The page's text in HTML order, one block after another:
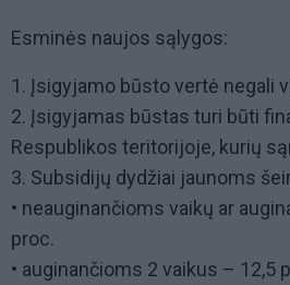
Esminės naujos sąlygos:
1. Įsigyjamo būsto vertė negali
2. Įsigyjamas būstas turi būti
Respublikos teritorijoje, kurių
3. Subsidijų dydžiai jaunoms
• neauginančioms vaikų ar
proc.
• auginančioms 2 vaikus – 12,5